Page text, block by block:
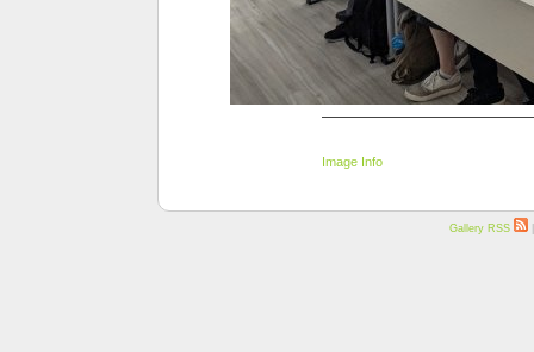
Image Info
Gallery RSS